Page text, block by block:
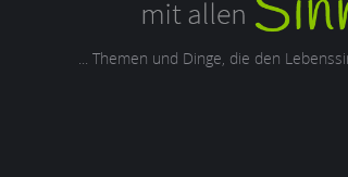
... Themen und Dinge, die den